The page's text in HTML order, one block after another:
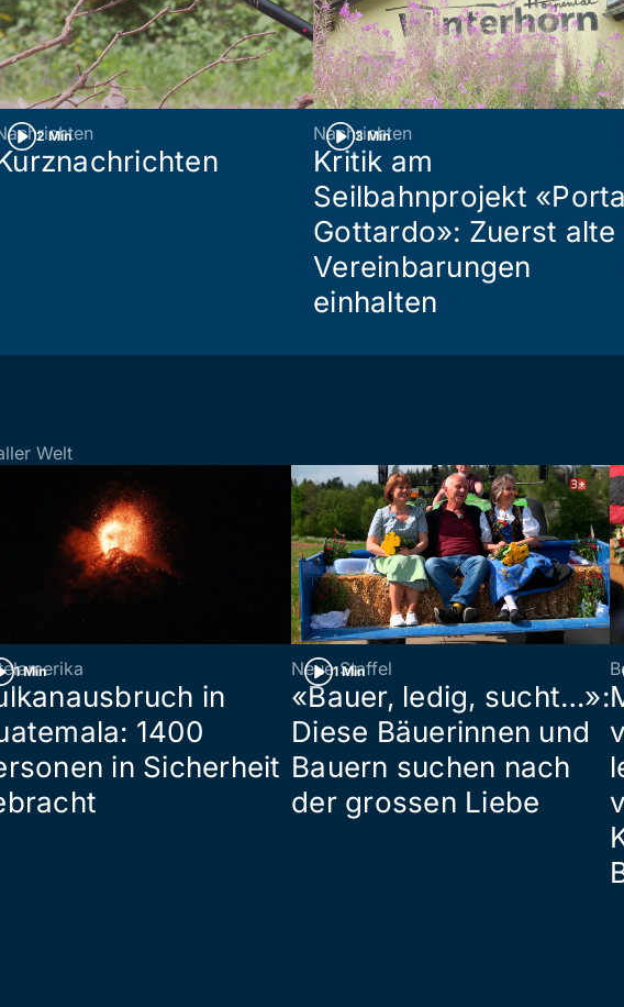
2 Min 3 Min
Nachrichten
Kritik am
Seilbahnprojekt «Porta
Gottardo»: Zuerst alte
Vereinbarungen
einhalten
Welt
1 Min
in
1400
in Sicherheit
1 Min
Neue Staffel
«Bauer, ledig, sucht…»:
Diese Bäuerinnen und
Bauern suchen nach
der grossen Liebe